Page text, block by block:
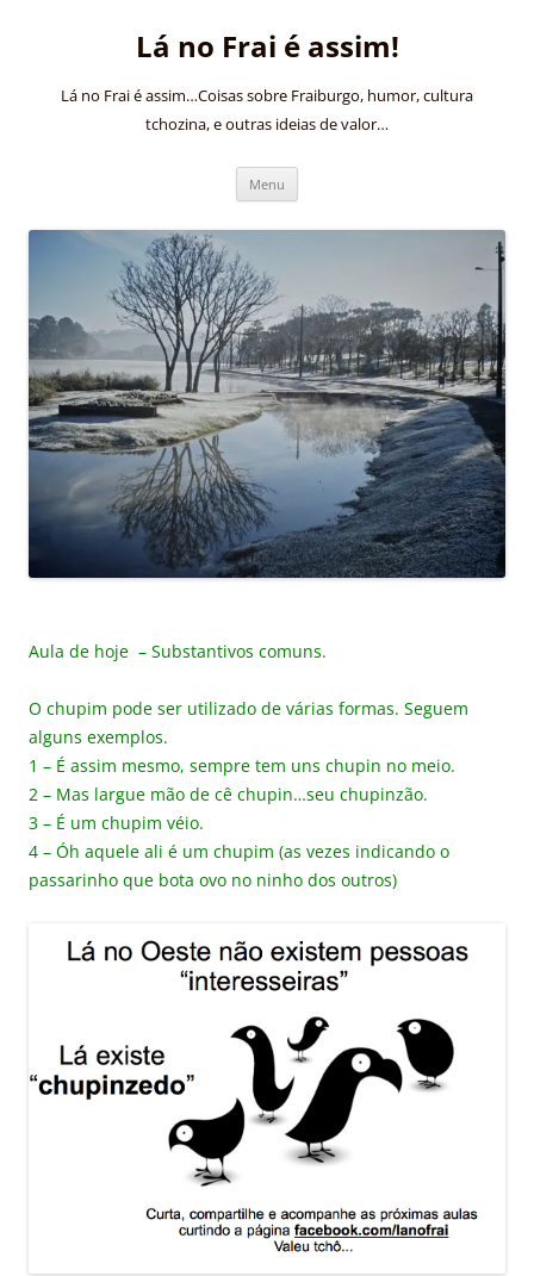
Lá no Frai é assim!
Lá no Frai é assim…Coisas sobre Fraiburgo, humor, cultura
tchozina, e outras ideias de valor…
Menu
Aula de hoje – Substantivos comuns.
O chupim pode ser utilizado de várias formas. Seguem
alguns exemplos.
1 – É assim mesmo, sempre tem uns chupin no meio.
2 – Mas largue mão de cê chupin…seu chupinzão.
3 – É um chupim véio.
4 – Óh aquele ali é um chupim (as vezes indicando o
passarinho que bota ovo no ninho dos outros)